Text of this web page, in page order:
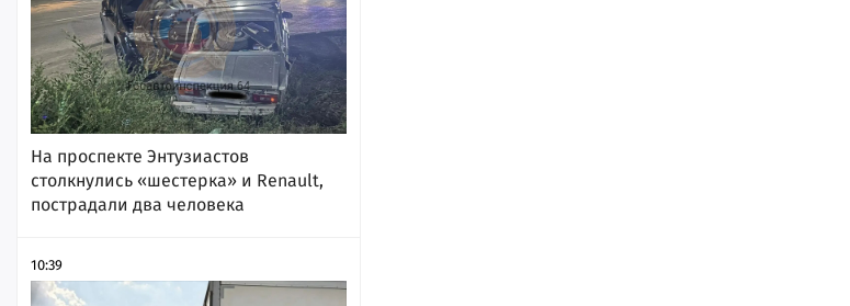
На проспекте Энтузиастов
столкнулись «шестерка» и Renault,
пострадали два человека
10:39